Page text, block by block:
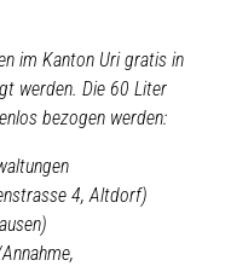
im Kanton Uri gratis in
werden. Die 60 Liter
bezogen werden:
4, Altdorf)